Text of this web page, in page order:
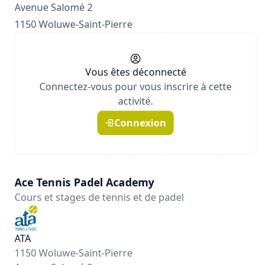
Avenue Salomé 2
1150 Woluwe-Saint-Pierre
Vous êtes déconnecté
Connectez-vous pour vous inscrire à cette
activité.
Connexion
Ace Tennis Padel Academy
Cours et stages de tennis et de padel
ATA
1150 Woluwe-Saint-Pierre